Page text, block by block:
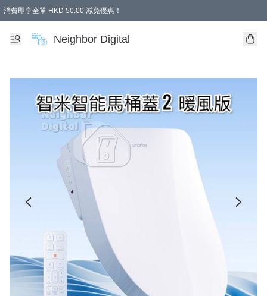
消費即享全單 HKD 50.00 減免優惠！
Neighbor Digital